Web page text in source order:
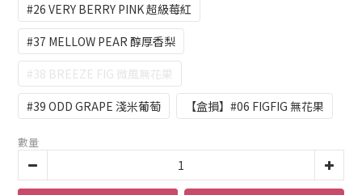
#26 VERY BERRY PINK 超級莓紅
#37 MELLOW PEAR 醇厚香梨
#38 BREEZE FIG 微風無花果
#39 ODD GRAPE 淺米葡萄
【盒損】#06 FIGFIG 無花果
數量